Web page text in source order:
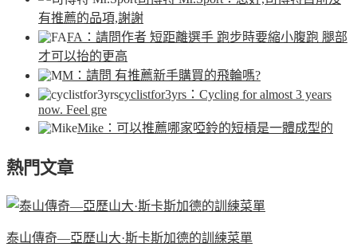
有推薦的品項,謝謝
FA ：請問作者 短距離選手 跑步時要縮小腹跑 腿部
才可以抬的更高
M ：請問 有推薦新手購買的飛輪嗎?
cyclistfor3yrs ：Cycling for almost 3 years
now. Feel gre
Mike ：可以推薦哪家啞鈴的短槓是一體成型的
熱門文章
泰山傳奇—亞歷山大·斯卡斯加德的訓練菜單